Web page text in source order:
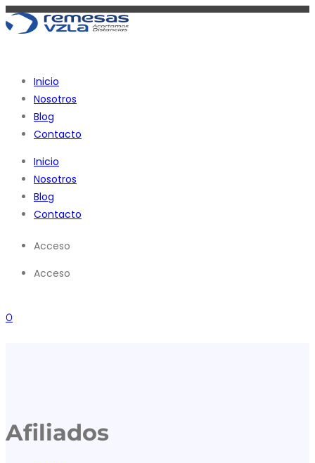
Ir
al
Inicio
Nosotros
Blog
Contacto
Inicio
Nosotros
Blog
Contacto
Acceso
Acceso
0
Afiliados